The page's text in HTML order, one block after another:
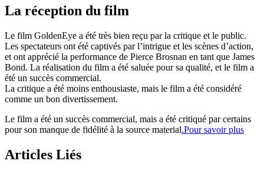
La réception du film
Le film GoldenEye a été très bien reçu par la critique et le public.
Les spectateurs ont été captivés par l’intrigue et les scènes d’action,
et ont apprécié la performance de Pierce Brosnan en tant que James
Bond. La réalisation du film a été saluée pour sa qualité, et le film a
été un succès commercial.
La critique a été moins enthousiaste, mais le film a été considéré
comme un bon divertissement.
Le film a été un succès commercial, mais a été critiqué par certains
pour son manque de fidélité à la source material.Pour savoir plus
Articles Liés